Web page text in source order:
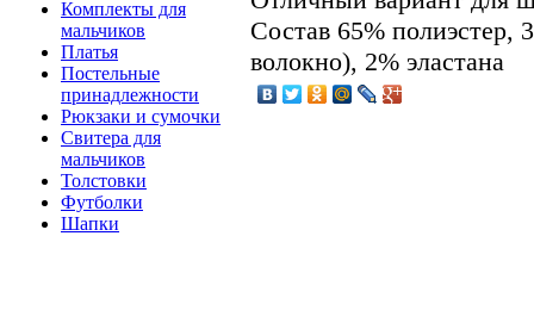
Комплекты для
мальчиков
Платья
Постельные
принадлежности
Рюкзаки и сумочки
Свитера для
мальчиков
Толстовки
Футболки
Шапки
Состав 65% полиэстер,
волокно), 2% эластана